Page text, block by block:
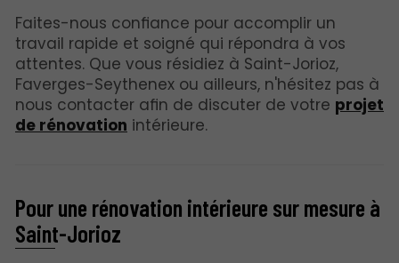
Faites-nous confiance pour accomplir un
travail rapide et soigné qui répondra à vos
attentes. Que vous résidiez à Saint-Jorioz,
Faverges-Seythenex ou ailleurs, n'hésitez pas à
nous contacter afin de discuter de votre projet
de rénovation intérieure.
Pour une rénovation intérieure sur mesure à
Saint-Jorioz